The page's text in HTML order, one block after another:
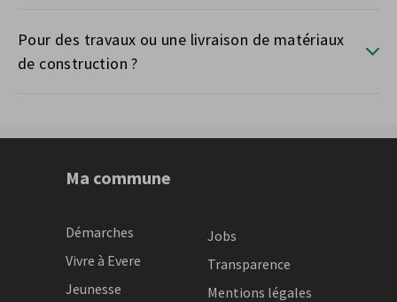
Pour des travaux ou une livraison de matériaux
de construction ?
Ma commune
Démarches
Vivre à Evere
Jeunesse
Jobs
Transparence
Mentions légales